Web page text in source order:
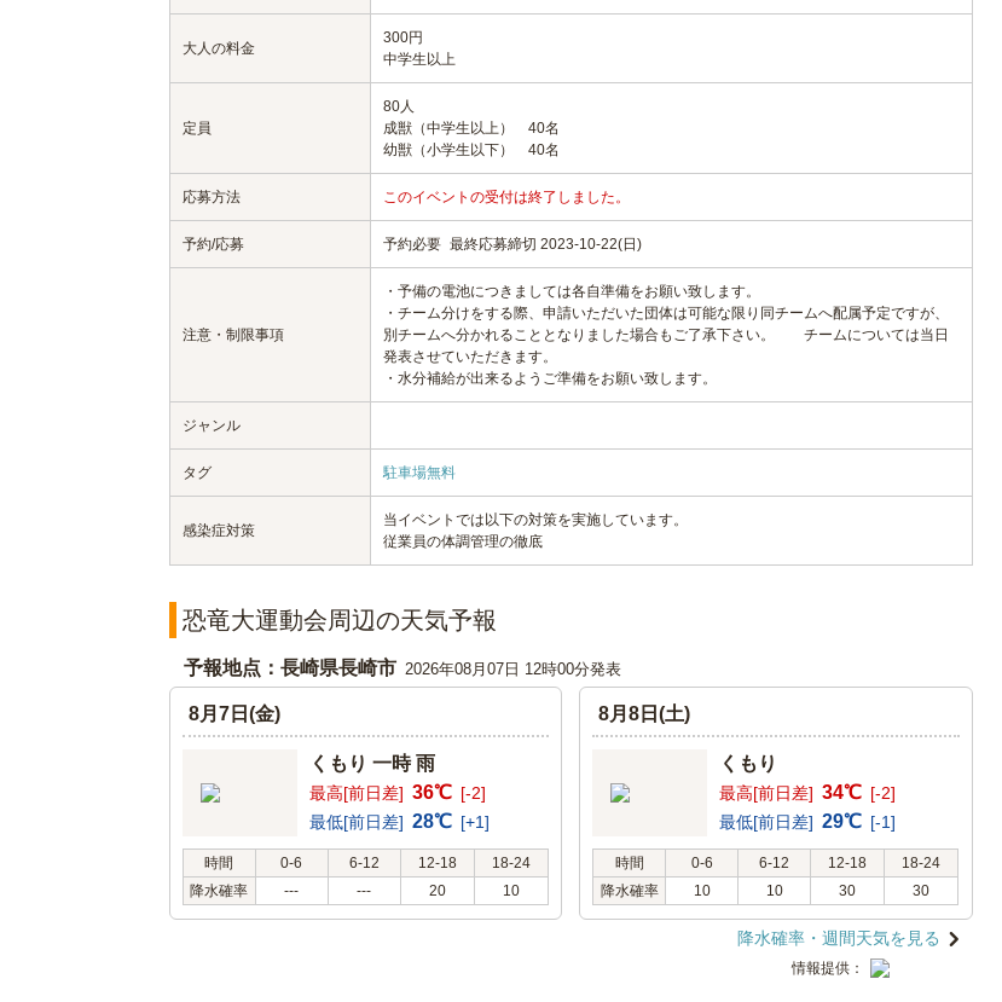
大人の料金
300円
中学生以上
定員
80人
成獣（中学生以上） 40名
幼獣（小学生以下） 40名
応募方法 このイベントの受付は終了しました。
予約/応募 予約必要 最終応募締切 2023-10-22(日)
注意・制限事項
・予備の電池につきましては各自準備をお願い致します。
・チーム分けをする際、申請いただいた団体は可能な限り同チームへ配属予定ですが、
別チームへ分かれることとなりました場合もご了承下さい。 チームについては当日
発表させていただきます。
・水分補給が出来るようご準備をお願い致します。
ジャンル
タグ 駐車場無料
感染症対策
当イベントでは以下の対策を実施しています。
従業員の体調管理の徹底
恐竜大運動会周辺の天気予報
予報地点：長崎県長崎市 2026年08月07日 12時00分発表
8月7日(金)
くもり 一時 雨
最高[前日差] 36℃ [-2]
最低[前日差] 28℃ [+1]
時間 0-6 6-12 12-18
18-24
降水確率
--- --- 20 10
8月8日(土)
くもり
最高[前日差] 34℃ [-2]
最低[前日差] 29℃ [-1]
時間 0-6 6-12 12-18
18-24
降水確率
10 10 30 30
降水確率・週間天気を見る
情報提供：